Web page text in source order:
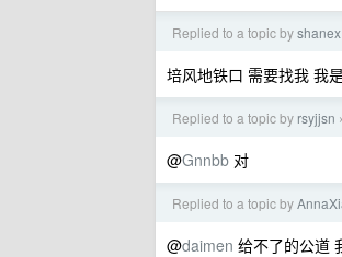
Replied to a topic byshanex
培风地铁口 需要找我 我
Replied to a topic by rsyjjsn ›
@Gnnbb 对
Replied to a topic by
@daimen 给不了的公道